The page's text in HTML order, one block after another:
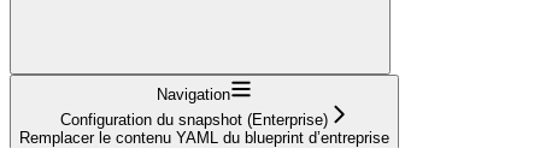
Navigation
Configuration du snapshot (Enterprise)
Remplacer le contenu YAML du blueprint d’entreprise